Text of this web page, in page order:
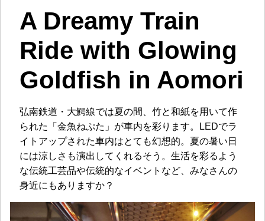
A Dreamy Train
Ride with Glowing
Goldfish in Aomori
弘南鉄道・大鰐線では夏の間、竹と和紙を用いて作
られた「金魚ねぷた」が車内を彩ります。LEDでラ
イトアップされた車内はとても幻想的。夏の暑い日
には涼しさも演出してくれるそう。生活を彩るよう
な伝統工芸品や伝統的なイベントなど、みなさんの
身近にもありますか？